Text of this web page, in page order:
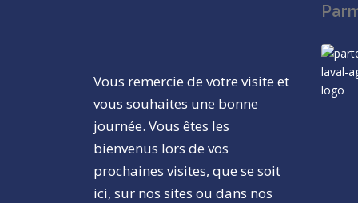
Vous remercie de votre visite et
vous souhaites une bonne
journée. Vous êtes les
bienvenus lors de vos
prochaines visites, que se soit
ici, sur nos sites ou dans nos